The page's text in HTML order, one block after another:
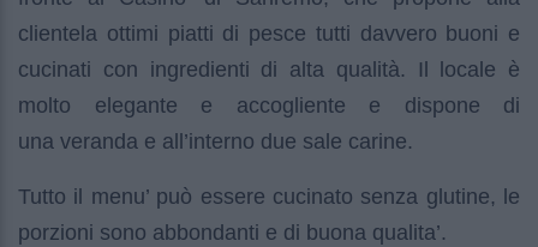
clientela ottimi piatti di pesce tutti davvero buoni e
cucinati con ingredienti di alta qualità. Il locale è
molto elegante e accogliente e dispone di
una veranda e all’interno due sale carine.
Tutto il menu’ può essere cucinato senza glutine, le
porzioni sono abbondanti e di buona qualita’.